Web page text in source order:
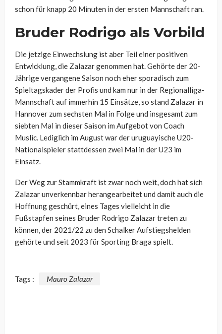
schon für knapp 20 Minuten in der ersten Mannschaft ran.
Bruder Rodrigo als Vorbild
Die jetzige Einwechslung ist aber Teil einer positiven
Entwicklung, die Zalazar genommen hat. Gehörte der 20-
Jährige vergangene Saison noch eher sporadisch zum
Spieltagskader der Profis und kam nur in der Regionalliga-
Mannschaft auf immerhin 15 Einsätze, so stand Zalazar in
Hannover zum sechsten Mal in Folge und insgesamt zum
siebten Mal in dieser Saison im Aufgebot von Coach
Muslic. Lediglich im August war der uruguayische U20-
Nationalspieler stattdessen zwei Mal in der U23 im
Einsatz.
Der Weg zur Stammkraft ist zwar noch weit, doch hat sich
Zalazar unverkennbar herangearbeitet und damit auch die
Hoffnung geschürt, eines Tages vielleicht in die
Fußstapfen seines Bruder Rodrigo Zalazar treten zu
können, der 2021/22 zu den Schalker Aufstiegshelden
gehörte und seit 2023 für Sporting Braga spielt.
Tags : Mauro Zalazar